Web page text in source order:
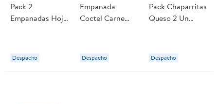
Pack 2
Empanadas Hoja
Despacho
Empanada
Coctel Carne
Un 300 g
Selección
Despacho
Pack Chaparritas
Queso 2 Un
Despacho